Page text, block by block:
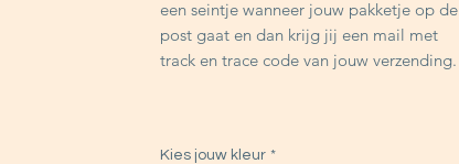
een seintje wanneer jouw pakketje op de
post gaat en dan krijg jij een mail met
track en trace code van jouw verzending.
Kies jouw kleur *